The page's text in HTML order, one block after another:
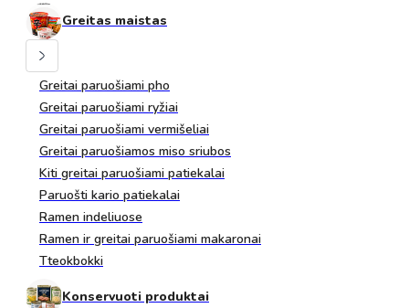
Greitas maistas
Greitai paruošiami pho
Greitai paruošiami ryžiai
Greitai paruošiami vermišeliai
Greitai paruošiamos miso sriubos
Kiti greitai paruošiami patiekalai
Paruošti kario patiekalai
Ramen indeliuose
Ramen ir greitai paruošiami makaronai
Tteokbokki
Konservuoti produktai